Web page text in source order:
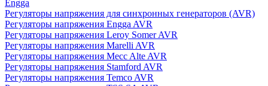
Engga
Регуляторы напряжения для синхронных генераторов (AVR)
Регуляторы напряжения Engga AVR
Регуляторы напряжения Leroy Somer AVR
Регуляторы напряжения Marelli AVR
Регуляторы напряжения Mecc Alte AVR
Регуляторы напряжения Stamford AVR
Регуляторы напряжения Temco AVR